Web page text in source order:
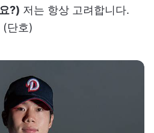
?) 저는 항상 고려합니다.
(단호)